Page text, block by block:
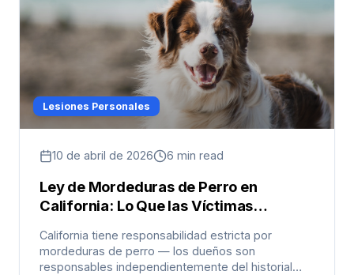
Lesiones Personales
10 de abril de 2026 6 min read
Ley de Mordeduras de Perro en
California: Lo Que las Víctimas
California tiene responsabilidad estricta por
mordeduras de perro — los dueños son
responsables independientemente del historial